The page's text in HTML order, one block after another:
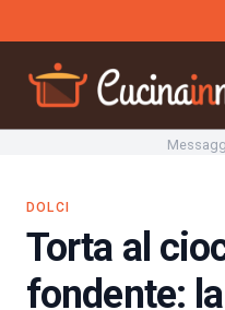
DOLCI
Torta al
fondente: